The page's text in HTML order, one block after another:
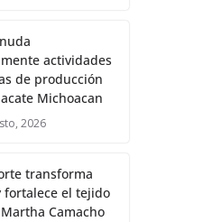
actividades
de producción
Michoacan
2026
transforma
fortalece el tejido
Camacho